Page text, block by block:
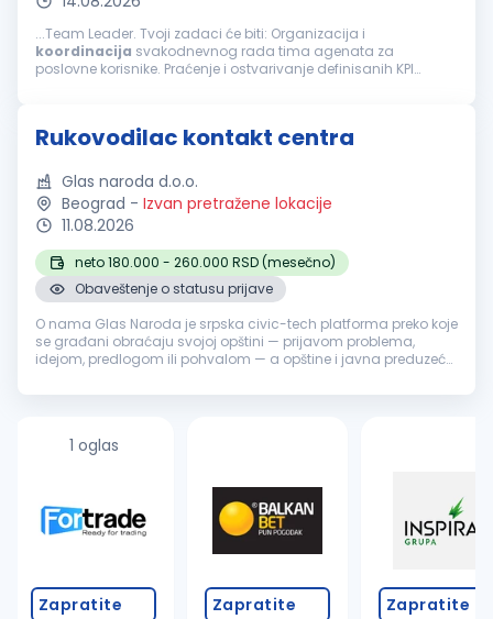
...Team Leader. Tvoji zadaci će biti: Organizacija i
koordinacija svakodnevnog rada tima agenata za
poslovne korisnike. Praćenje i ostvarivanje definisanih KPI
Rukovodilac kontakt centra
Glas naroda d.o.o.
Beograd - Izvan pretražene lokacije
11.08.2026
neto 180.000 - 260.000 RSD (mesečno)
Obaveštenje o statusu prijave
O nama Glas Naroda je srpska civic-tech platforma preko koje
se građani obraćaju svojoj opštini — prijavom problema,
idejom, predlogom ili pohvalom — a opštine i javna preduzeća
usmerava nadl...
1 oglas
Zapratite Zapratite Zapratite